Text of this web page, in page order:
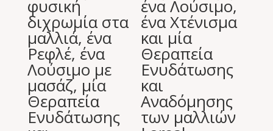
φυσική
διχρωμία στα
μαλλιά, ένα
Ρεφλέ, ένα
Λούσιμο με
μασάζ, μία
Θεραπεία
Ενυδάτωσης
ένα Λούσιμο,
ένα Χτένισμα
και μία
Θεραπεία
Ενυδάτωσης
και
Αναδόμησης
των μαλλιών